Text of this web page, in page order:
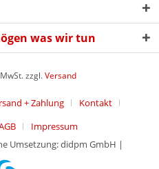
was wir tun
zzgl.Versand
+ Zahlung
Kontakt
Impressum
Umsetzung: didpm GmbH |